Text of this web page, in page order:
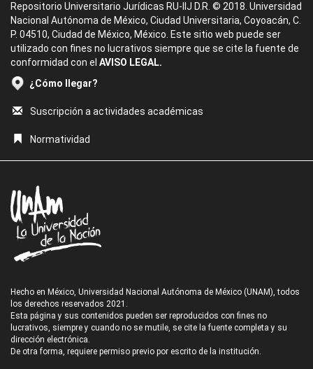
Repositorio Universitario Jurídicas RU-IIJ D.R. © 2018. Universidad
Nacional Autónoma de México, Ciudad Universitaria, Coyoacán, C.
P. 04510, Ciudad de México, México. Este sitio web puede ser
utilizado con fines no lucrativos siempre que se cite la fuente de
conformidad con el AVISO LEGAL.
¿Cómo llegar?
Suscripción a actividades académicas
Normatividad
Hecho en México, Universidad Nacional Autónoma de México (UNAM), todos
los derechos reservados 2021.
Esta página y sus contenidos pueden ser reproducidos con fines no
lucrativos, siempre y cuando no se mutile, se cite la fuente completa y su
dirección electrónica.
De otra forma, requiere permiso previo por escrito de la institución.